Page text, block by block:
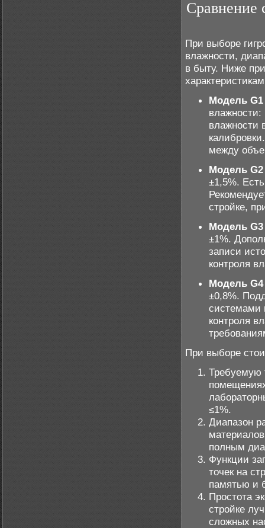
Сравнение
При выборе
влажности,
в быту. Ниже
Модель G1
влажности:
влажности
между
Модель G2
±1,5%.
стройке,
Модель G3
±1%.
записи
контроля
Модель G4
±0,8%.
системами
контроля
При выборе
Требуемую
≤1%.
Диапазон
полным
Функции
точек на
памятью и
Простота
стройке
сложных